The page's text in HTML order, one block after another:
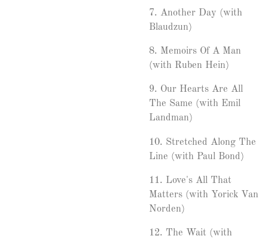
7. Another Day (with
Blaudzun)
8. Memoirs Of A Man
(with Ruben Hein)
9. Our Hearts Are All
The Same (with Emil
Landman)
10. Stretched Along The
Line (with Paul Bond)
11. Love's All That
Matters (with Yorick Van
Norden)
12. The Wait (with